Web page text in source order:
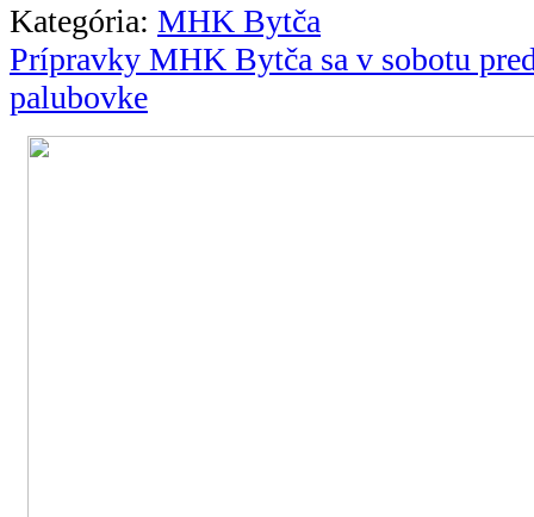
Kategória: MHK Bytča
Prípravky MHK Bytča sa v sobotu
palubovke